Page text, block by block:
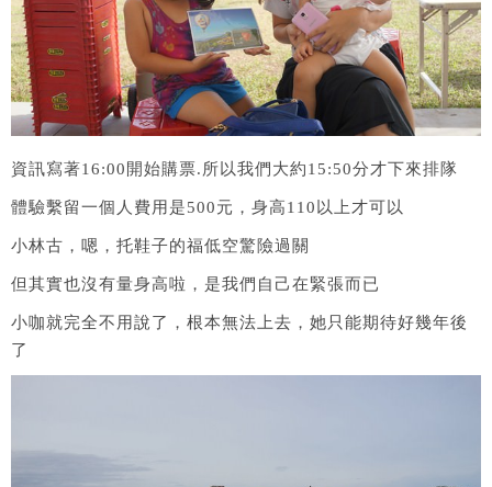
資訊寫著16:00開始購票.所以我們大約15:50分才下來排隊
體驗繫留一個人費用是500元，身高110以上才可以
小林古，嗯，托鞋子的福低空驚險過關
但其實也沒有量身高啦，是我們自己在緊張而已
小咖就完全不用說了，根本無法上去，她只能期待好幾年後
了